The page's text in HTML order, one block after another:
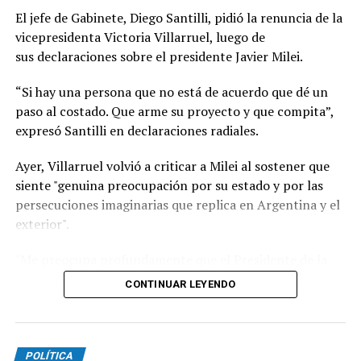
A partir de ahora, las relaciones diplomáticas quedarán
al frente de los encargados de negocios en las
respectivas embajadas mientras persista la escalada de
tensión entre Milei y Lula. La decisión de Brasil abre un
escenario de incertidumbre sobre el futuro de los
vínculos entre las dos principales economías del
En Brasilia señalaron que las expresiones de Milei
durante recientes entrevistas fueron determinantes
para la medida. En particular remarcaron que el
calificar a Lula de “ladrón” y “corrupto”, sino que repitió
esos términos en cuatro oportunidades.
de que Brasil se está moviendo en una óptica más
El jefe de Gabinete, Diego Santilli, pidió la renuncia de la
vicepresidenta Victoria Villarruel, luego de
sus declaraciones sobre el presidente Javier Milei.
“Si hay una persona que no está de acuerdo que dé un
paso al costado. Que arme su proyecto y que compita”,
expresó Santilli en declaraciones radiales.
Ayer, Villarruel volvió a criticar a Milei al sostener que
siente "genuina preocupación por su estado y por las
persecuciones imaginarias que replica en Argentina y el
exterior".
Nación replique insensateces e inventos. Tengo genuina
preocupación por su estado y por las persecuciones
CONTINUAR LEYENDO
POLÍTICA